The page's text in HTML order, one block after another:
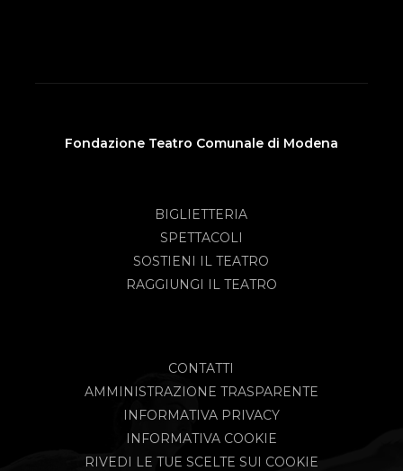
Fondazione Teatro Comunale di Modena
BIGLIETTERIA
SPETTACOLI
SOSTIENI IL TEATRO
RAGGIUNGI IL TEATRO
CONTATTI
AMMINISTRAZIONE TRASPARENTE
INFORMATIVA PRIVACY
INFORMATIVA COOKIE
RIVEDI LE TUE SCELTE SUI COOKIE